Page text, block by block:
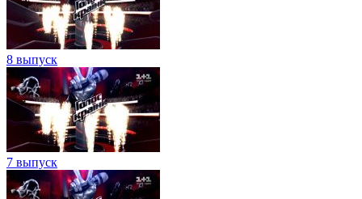
8 выпуск
7 выпуск